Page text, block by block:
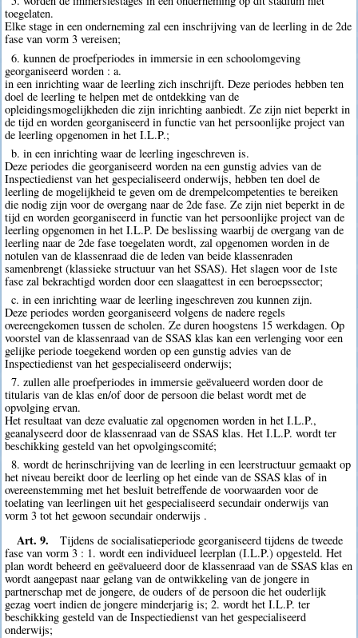
toegelaten.
Elke stage in een onderneming zal een inschrijving van de leerling in de 2de
fase van vorm 3 vereisen;
6. kunnen de proefperiodes in immersie in een schoolomgeving
georganiseerd worden : a.
in een inrichting waar de leerling zich inschrijft. Deze periodes hebben ten
doel de leerling te helpen met de ontdekking van de
opleidingsmogelijkheden die zijn inrichting aanbiedt. Ze zijn niet beperkt in
de tijd en worden georganiseerd in functie van het persoonlijke project van
de leerling opgenomen in het I.L.P.;
b. in een inrichting waar de leerling ingeschreven is.
Deze periodes die georganiseerd worden na een gunstig advies van de
Inspectiedienst van het gespecialiseerd onderwijs, hebben ten doel de
leerling de mogelijkheid te geven om de drempelcompetenties te bereiken
die nodig zijn voor de overgang naar de 2de fase. Ze zijn niet beperkt in de
tijd en worden georganiseerd in functie van het persoonlijke project van de
leerling opgenomen in het I.L.P. De beslissing waarbij de overgang van de
leerling naar de 2de fase toegelaten wordt, zal opgenomen worden in de
notulen van de klassenraad die de leden van beide klassenraden
samenbrengt (klassieke structuur van het SSAS). Het slagen voor de 1ste
fase zal bekrachtigd worden door een slaagattest in een beroepssector;
c. in een inrichting waar de leerling ingeschreven zou kunnen zijn.
Deze periodes worden georganiseerd volgens de nadere regels
overeengekomen tussen de scholen. Ze duren hoogstens 15 werkdagen. Op
voorstel van de klassenraad van de SSAS klas kan een verlenging voor een
gelijke periode toegekend worden op een gunstig advies van de
Inspectiedienst van het gespecialiseerd onderwijs;
7. zullen alle proefperiodes in immersie geëvalueerd worden door de
titularis van de klas en/of door de persoon die belast wordt met de
opvolging ervan.
Het resultaat van deze evaluatie zal opgenomen worden in het I.L.P.,
geanalyseerd door de klassenraad van de SSAS klas. Het I.L.P. wordt ter
beschikking gesteld van het opvolgingscomité;
8. wordt de herinschrijving van de leerling in een leerstructuur gemaakt op
het niveau bereikt door de leerling op het einde van de SSAS klas of in
overeenstemming met het besluit betreffende de voorwaarden voor de
toelating van leerlingen uit het gespecialiseerd secundair onderwijs van
vorm 3 tot het gewoon secundair onderwijs .
Art. 9.
Tijdens de socialisatieperiode georganiseerd tijdens de tweede
fase van vorm 3 : 1. wordt een individueel leerplan (I.L.P.) opgesteld. Het
plan wordt beheerd en geëvalueerd door de klassenraad van de SSAS klas en
wordt aangepast naar gelang van de ontwikkeling van de jongere in
partnerschap met de jongere, de ouders of de persoon die het ouderlijk
gezag voert indien de jongere minderjarig is; 2. wordt het I.L.P. ter
beschikking gesteld van de Inspectiedienst van het gespecialiseerd
onderwijs;